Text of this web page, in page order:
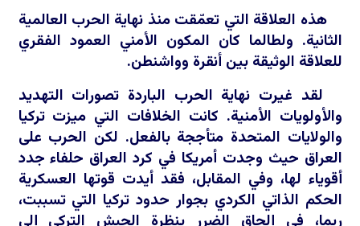
هذه العلاقة التي تعمّقت منذ نهاية الحرب العالمية
الثانية. ولطالما كان المكون الأمني العمود الفقري
للعلاقة الوثيقة بين أنقرة وواشنطن.
لقد غيرت نهاية الحرب الباردة تصورات التهديد
والأولويات الأمنية. كانت الخلافات التي ميزت تركيا
والولايات المتحدة متأججة بالفعل. لكن الحرب على
العراق حيث وجدت أمريكا في كرد العراق حلفاء جدد
أقوياء لها، وفي المقابل، فقد أيدت قوتها العسكرية
الحكم الذاتي الكردي بجوار حدود تركيا التي تسببت،